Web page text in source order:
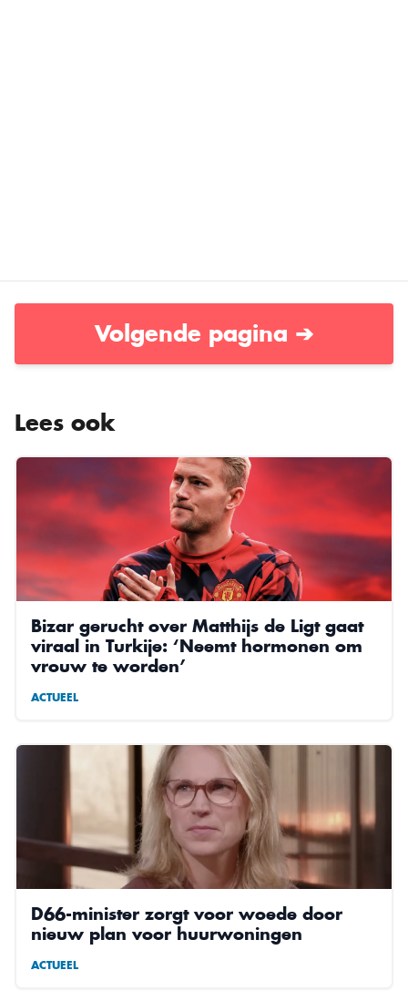
Volgende pagina ➔
Lees ook
Bizar gerucht over Matthijs de Ligt gaat
viraal in Turkije: ‘Neemt hormonen om
vrouw te worden’
ACTUEEL
D66-minister zorgt voor woede door
nieuw plan voor huurwoningen
ACTUEEL